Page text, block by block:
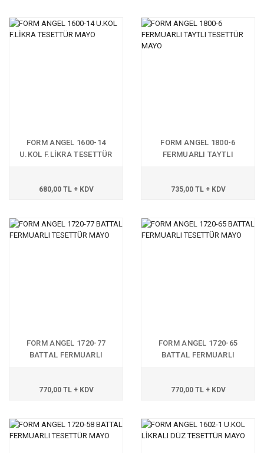
FORM ANGEL 1600-14
U.KOL F.LİKRA TESETTÜR
680,00 TL + KDV
FORM ANGEL 1800-6
FERMUARLI TAYTLI
735,00 TL + KDV
FORM ANGEL 1720-77
BATTAL FERMUARLI
770,00 TL + KDV
FORM ANGEL 1720-65
BATTAL FERMUARLI
770,00 TL + KDV